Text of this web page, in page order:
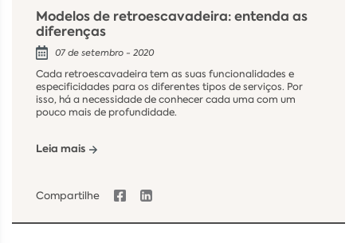
Modelos de retroescavadeira: entenda as
diferenças
07 de setembro - 2020
Cada retroescavadeira tem as suas funcionalidades e
especificidades para os diferentes tipos de serviços. Por
isso, há a necessidade de conhecer cada uma com um
pouco mais de profundidade.
Leia mais
Compartilhe